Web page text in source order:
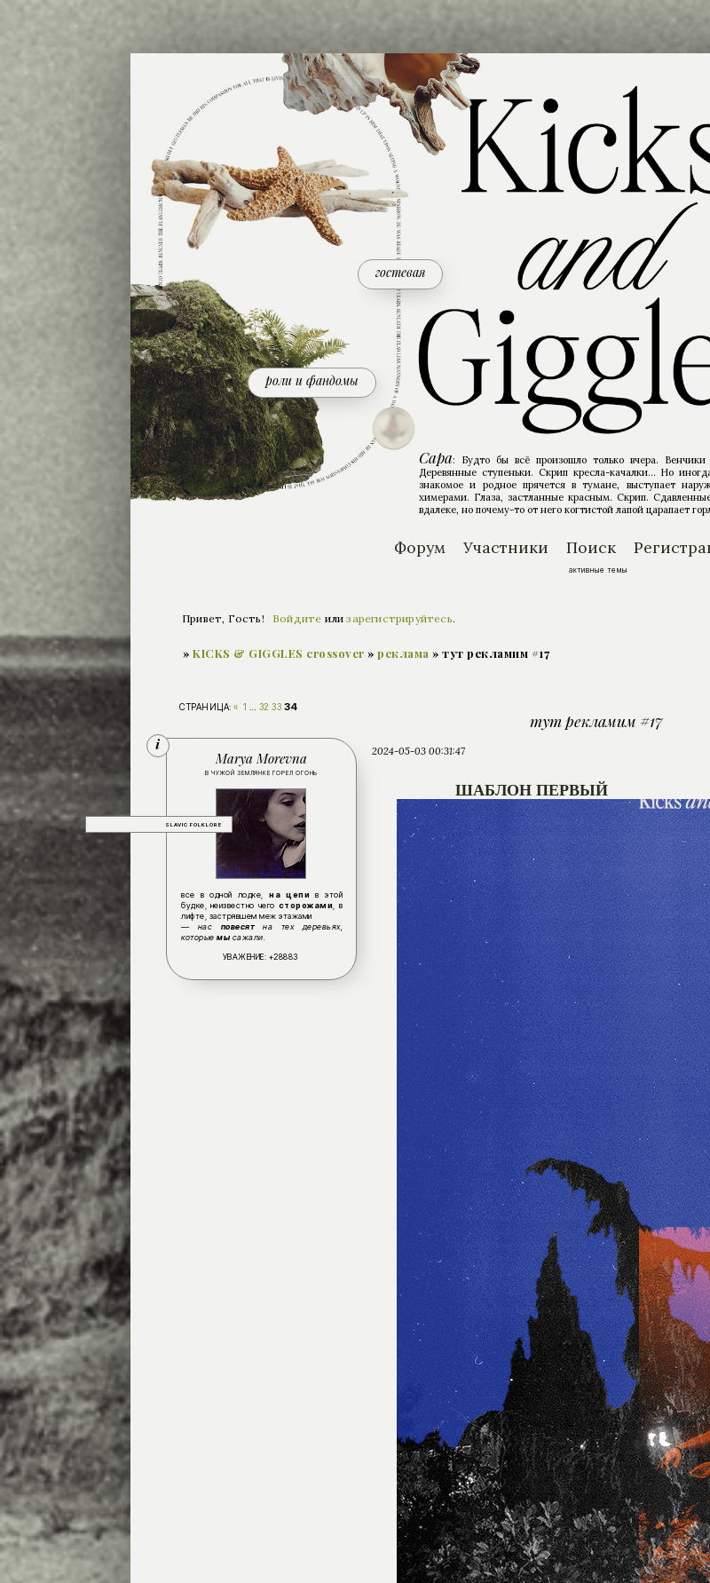
Сара: Будто бы всё произошло только вчера. Венчики
Деревянные ступеньки. Скрип кресла-качалки... Но
знакомое и родное прячется в тумане, выступает
химерами. Глаза, застланные красным. Скрип.
вдалеке, но почему-то от него когтистой лапой царапает
роли и фандомы
гостевая
Форум Участники Поиск
активные темы
Привет, Гость! Войдите илизарегистрируйтесь.
» KICKS & GIGGLES crossover » реклама » тут рекламим #17
тут рекламим #17
СТРАНИЦА: « 1 32 33 34
2024-05-03 00:31:47
Marya Morevna
SLAVIC FOLKLORE
В ЧУЖОЙ ЗЕМЛЯНКЕ ГОРЕЛ ОГОНЬ
все в одной лодке,на цепи
в этой
будке, неизвестно чего сторожами
, в
лифте, застрявшем меж этажами
— нас повесят на тех деревьях,
которые мы сажали.
УВАЖЕНИЕ: +28883
ШАБЛОН ПЕРВЫЙ